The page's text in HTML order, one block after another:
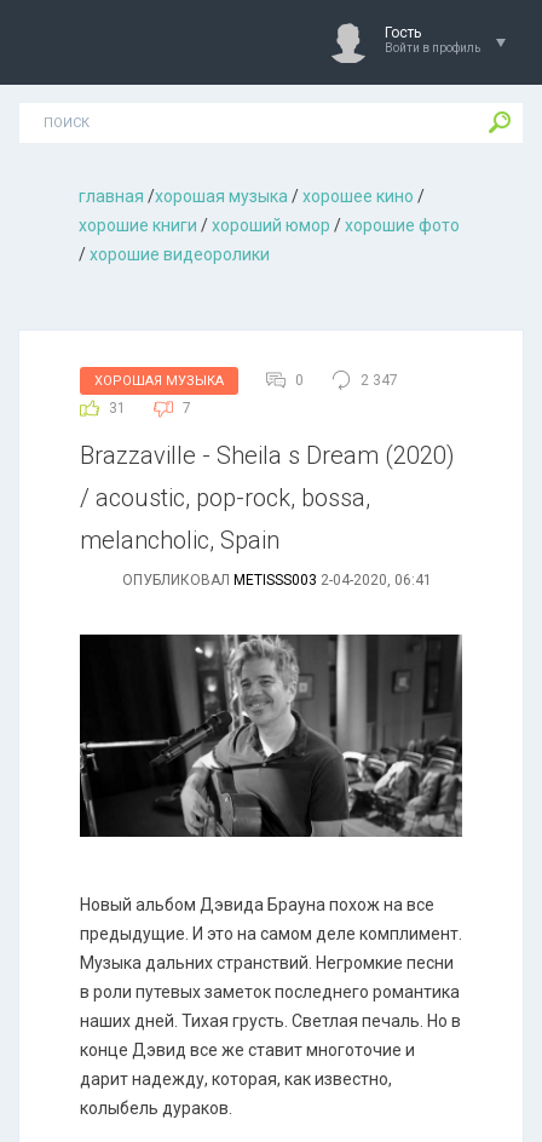
Гость
Войти в профиль
главная /хорошая музыкa /хорошее кино /
хорошие книги /хороший юмор /хорошие фото
/хорошие видеоролики
ХОРОШАЯ МУЗЫКА 0
2 347
31
7
Вrаzzаvillе - Shеilа s Drеаm (2020)
/ acoustic, pop-rock, bossa,
melancholic, Spain
ОПУБЛИКОВАЛ METISSS003 2-04-2020, 06:41
Новый альбом Дэвида Брауна похож на все
предыдущие. И это на самом деле комплимент.
Музыка дальних странствий. Негромкие песни
в роли путевых заметок последнего романтика
наших дней. Тихая грусть. Светлая печаль. Но в
конце Дэвид все же ставит многоточие и
дарит надежду, которая, как известно,
колыбель дураков.